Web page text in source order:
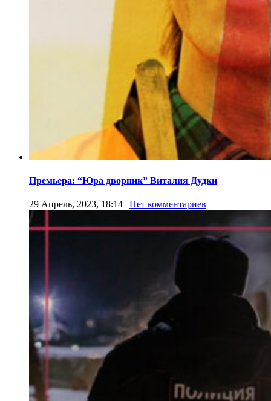
Премьера: “Юра дворник” Виталия Дудки
29 Апрель, 2023, 18:14 | Нет комментариев